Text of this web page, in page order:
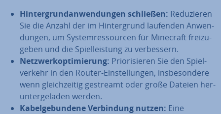
Hin­ter­grund­an­wen­dun­gen schließen: Re­du­zie­ren
Sie die Anzahl der im Hin­ter­grund laufenden An­wen­
dun­gen, um Sys­tem­res­sour­cen für Minecraft frei­zu­
ge­ben und die Spiel­leis­tung zu ver­bes­sern.
Netz­werk­op­ti­mie­rung: Prio­ri­sie­ren Sie den Spiel­
ver­kehr in den Router-Ein­stel­lun­gen, ins­be­son­de­re
wenn gleich­zei­tig gestreamt oder große Dateien her­
un­ter­ge­la­den werden.
Ka­bel­ge­bun­de­ne Ver­bin­dung nutzen: Eine